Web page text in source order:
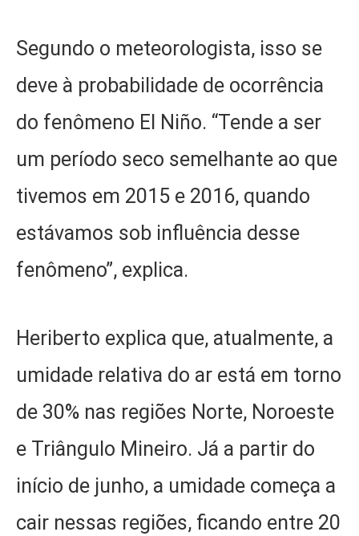
Segundo o meteorologista, isso se
deve à probabilidade de ocorrência
do fenômeno El Niño. “Tende a ser
um período seco semelhante ao que
tivemos em 2015 e 2016, quando
estávamos sob influência desse
fenômeno”, explica.
Heriberto explica que, atualmente, a
umidade relativa do ar está em torno
de 30% nas regiões Norte, Noroeste
e Triângulo Mineiro. Já a partir do
início de junho, a umidade começa a
cair nessas regiões, ficando entre 20